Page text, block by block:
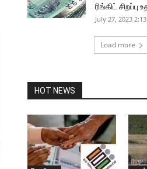
ரிங்கிட் சிறப்பு
July 27, 2023
Load more
HOT NEWS